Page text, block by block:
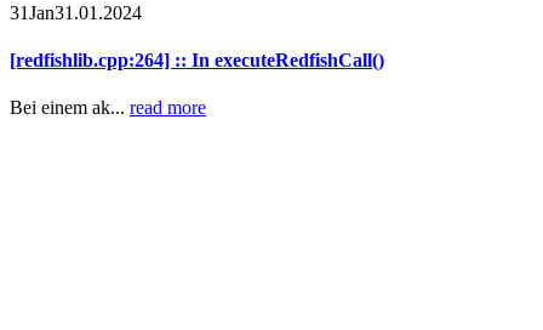
31Jan31.01.2024
[redfishlib.cpp:264] :: In executeRedfishCall()
Bei einem ak... read more